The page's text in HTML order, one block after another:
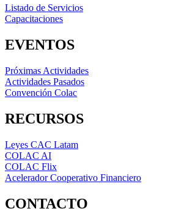
Listado de Servicios
Capacitaciones
EVENTOS
Próximas Actividades
Actividades Pasados
Convención Colac
RECURSOS
Leyes CAC Latam
COLAC AI
COLAC Flix
Acelerador Cooperativo Financiero
CONTACTO